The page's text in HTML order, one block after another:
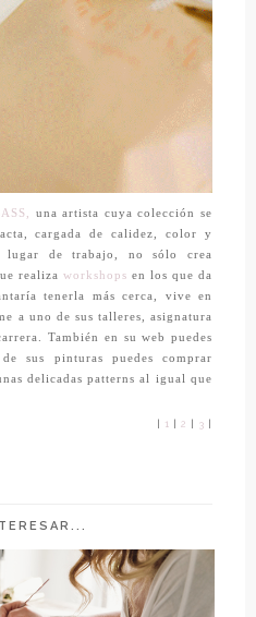
una artista cuya colección se
cargada de calidez, color y
lugar de trabajo, no sólo crea
realiza workshops en los que da
tenerla más cerca, vive en
a uno de sus talleres, asignatura
También en su web puedes
sus pinturas puedes comprar
delicadas patterns al igual que
1 2 3